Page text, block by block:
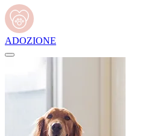
ADOZIONE